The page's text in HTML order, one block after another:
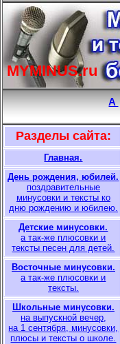
MYMINUS.ru
A
Разделы сайта:
Главная.
День рождения, юбилей.
поздравительные
минусовки и тексты ко
дню рождению и юбилею.
Детские минусовки.
а так-же плюсовки и
тексты песен для детей.
Восточные минусовки.
а так-же плюсовки и
тексты.
Школьные минусовки.
на выпускной вечер,
на 1 сентября, минусовки,
плюсы и тексты о школе.